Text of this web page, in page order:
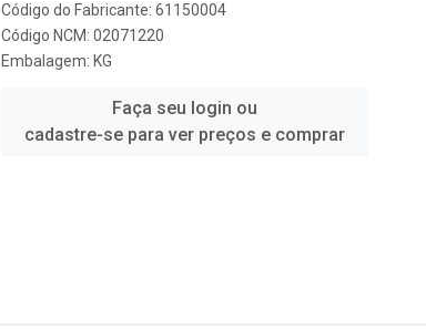
Código do Fabricante: 61150004
Código NCM: 02071220
Embalagem: KG
Faça seu login ou
cadastre-se para ver preços e comprar